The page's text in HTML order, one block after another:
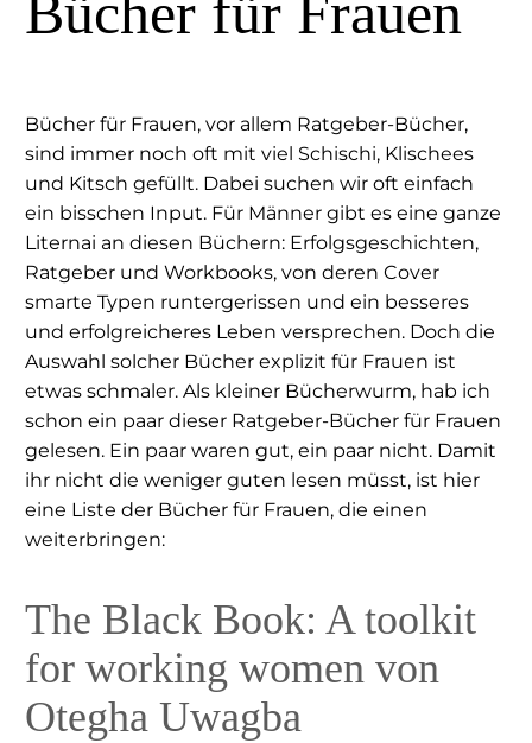
Bücher für Frauen, vor allem Ratgeber-Bücher,
sind immer noch oft mit viel Schischi, Klischees
und Kitsch gefüllt. Dabei suchen wir oft einfach
ein bisschen Input. Für Männer gibt es eine ganze
Liternai an diesen Büchern: Erfolgsgeschichten,
Ratgeber und Workbooks, von deren Cover
smarte Typen runtergerissen und ein besseres
und erfolgreicheres Leben versprechen. Doch die
Auswahl solcher Bücher explizit für Frauen ist
etwas schmaler. Als kleiner Bücherwurm, hab ich
schon ein paar dieser Ratgeber-Bücher für Frauen
gelesen. Ein paar waren gut, ein paar nicht. Damit
ihr nicht die weniger guten lesen müsst, ist hier
eine Liste der Bücher für Frauen, die einen
weiterbringen:
The Black Book: A toolkit
for working women von
Otegha Uwagba